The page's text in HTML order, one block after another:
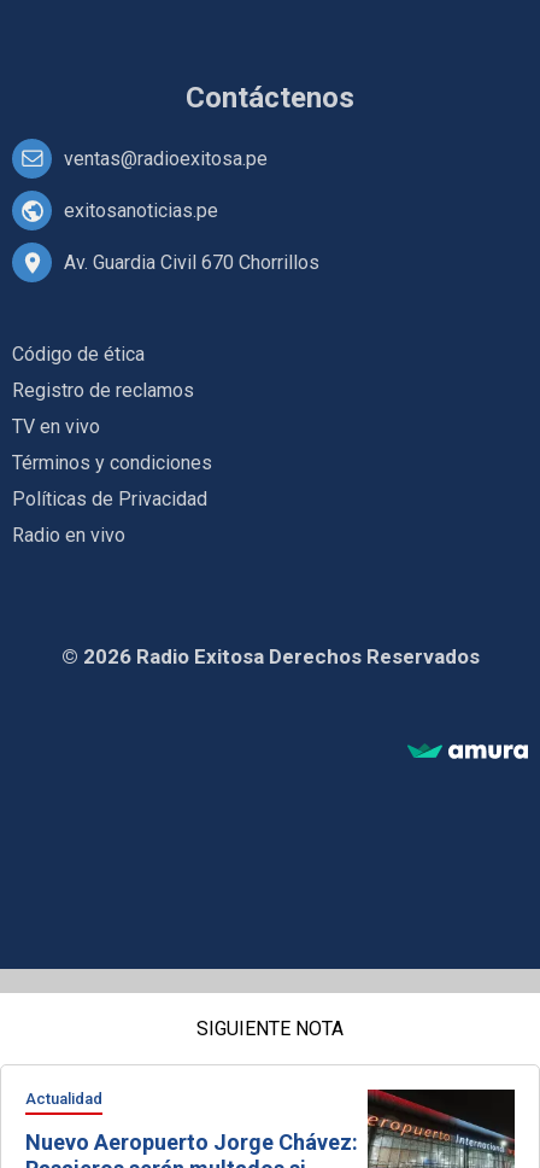
Contáctenos
ventas@radioexitosa.pe
exitosanoticias.pe
Av. Guardia Civil 670 Chorrillos
Código de ética
Registro de reclamos
TV en vivo
Términos y condiciones
Políticas de Privacidad
Radio en vivo
© 2026 Radio Exitosa Derechos Reservados
SIGUIENTE NOTA
Actualidad
Nuevo Aeropuerto Jorge Chávez: